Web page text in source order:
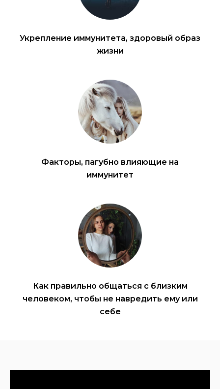
Укрепление иммунитета, здоровый образ
жизни
Факторы, пагубно влияющие на
иммунитет
Как правильно общаться с близким
человеком, чтобы не навредить ему или
себе